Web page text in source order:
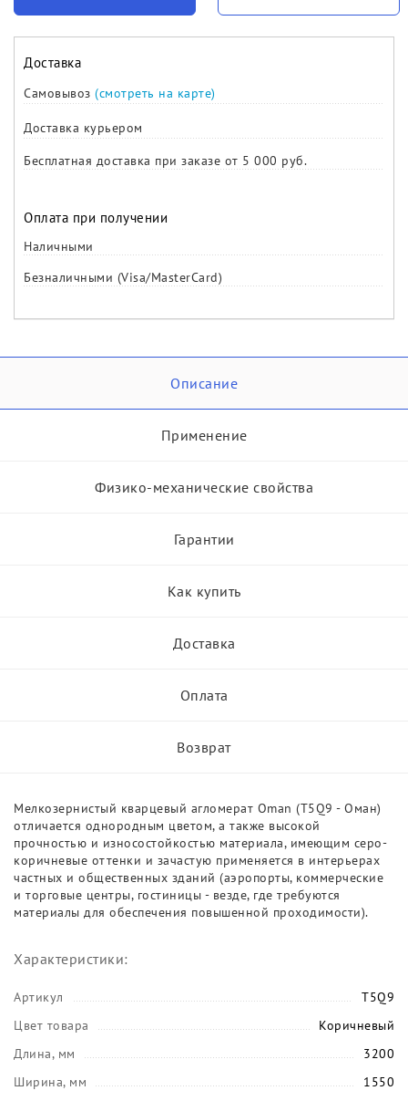
Доставка
Самовывоз (смотреть на карте)
Доставка курьером
Бесплатная доставка при заказе от 5 000 руб.
Оплата при получении
Наличными
Безналичными (Visa/MasterCard)
Описание
Применение
Физико-механические свойства
Гарантии
Как купить
Доставка
Оплата
Возврат
Мелкозернистый кварцевый агломерат Oman (T5Q9 - Оман)
отличается однородным цветом, а также высокой
прочностью и износостойкостью материала, имеющим серо-
коричневые оттенки и зачастую применяется в интерьерах
частных и общественных зданий (аэропорты, коммерческие
и торговые центры, гостиницы - везде, где требуются
материалы для обеспечения повышенной проходимости).
Характеристики:
Артикул
T5Q9
Цвет товара
Коричневый
Длина, мм
3200
Ширина, мм
1550